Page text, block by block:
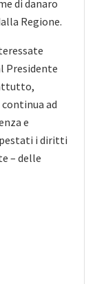
di danaro
Regione.
Presidente
ad
e
i diritti
– delle